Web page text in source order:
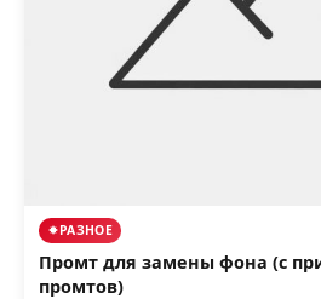
РАЗНОЕ
Промт для замены фона (с
промтов)